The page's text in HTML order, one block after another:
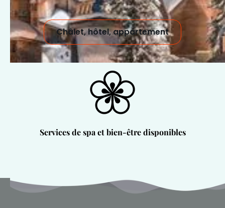
Châlet, hôtel, appartement
Services de spa et bien-être disponibles